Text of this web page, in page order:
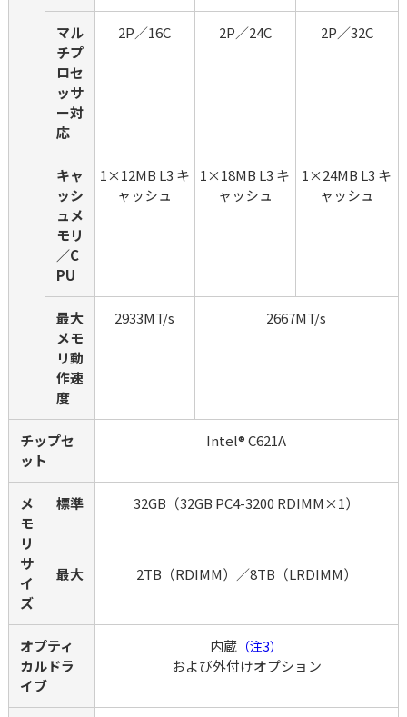
マル
チプ
ロセ
ッサ
ー対
応
2P／16C 2P／24C 2P／32C
キャ
ッシ
ュメ
モリ
／C
PU
1×12MB L3 キ
ャッシュ
1×18MB L3 キ
ャッシュ
1×24MB L3 キ
ャッシュ
最大
メモ
リ動
作速
度
2933MT/s 2667MT/s
チップセ
ット
Intel® C621A
メ
モ
リ
サ
イ
ズ
標準 32GB（32GB PC4-3200 RDIMM×1）
最大 2TB（RDIMM）／8TB（LRDIMM）
オプティ
カルドラ
イブ
内蔵 （注3）
および外付けオプション